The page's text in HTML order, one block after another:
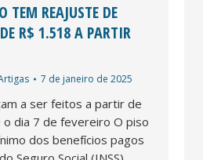
TEM REAJUSTE DE
R$ 1.518 A PARTIR
7 de janeiro de 2025
a ser feitos a partir de
dia 7 de fevereiro O piso
dos benefícios pagos